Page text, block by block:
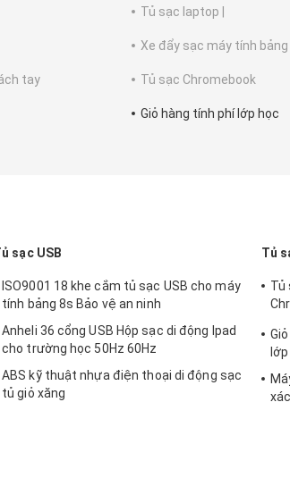
Tủ sạc laptop |
Xe đẩy sạc máy tính bảng
tay Tủ sạc Chromebook
Giỏ hàng tính phí lớp học
sạc USB
ISO9001 18 khe cắm tủ sạc USB cho máy
tính bảng 8s Bảo vệ an ninh
Anheli 36 cổng USB Hộp sạc di động Ipad
cho trường học 50Hz 60Hz
ABS kỹ thuật nhựa điện thoại di động sạc
tủ giỏ xăng
Tủ
Tủ